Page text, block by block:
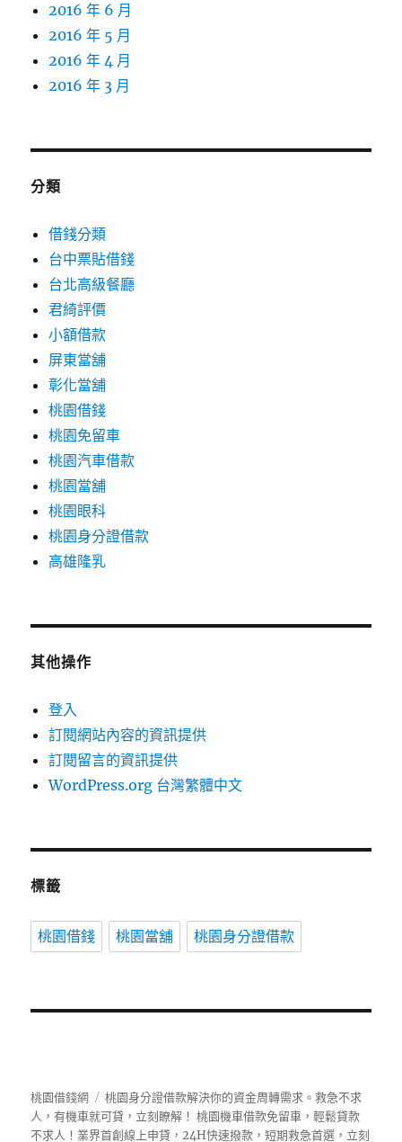
2016 年 6 月
2016 年 5 月
2016 年 4 月
2016 年 3 月
分類
借錢分類
台中票貼借錢
台北高級餐廳
君綺評價
小額借款
屏東當舖
彰化當舖
桃園借錢
桃園免留車
桃園汽車借款
桃園當舖
桃園眼科
桃園身分證借款
高雄隆乳
其他操作
登入
訂閱網站內容的資訊提供
訂閱留言的資訊提供
WordPress.org 台灣繁體中文
標籤
桃園借錢 桃園當舖 桃園身分證借款
桃園借錢網
桃園身分證借款解決你的資金周轉需求。救急不求
人，有機車就可貸，立刻瞭解！ 桃園機車借款免留車，輕鬆貸款
不求人！業界首創線上申貸，24H快速撥款，短期救急首選，立刻